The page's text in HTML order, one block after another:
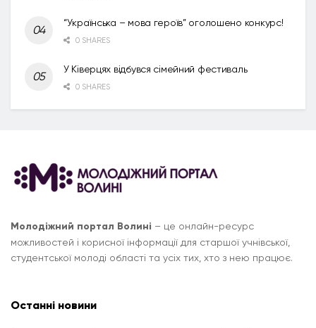
“Українська – мова героїв” оголошено конкурс!
0 SHARES
У Ківерцях відбувся сімейний фестиваль
0 SHARES
Молодіжний портал Волині – це онлайн-ресурс
можливостей і корисної інформації для старшої учнівської,
студентської молоді області та усіх тих, хто з нею працює.
Останні новини